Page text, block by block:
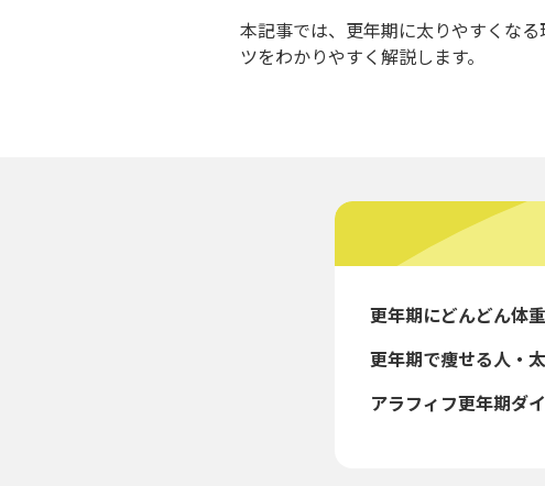
本記事では、更年期に太りやすくな
ツをわかりやすく解説します。
更年期にどんどん体
更年期で痩せる人・
アラフィフ更年期ダ